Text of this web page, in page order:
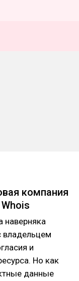
компания
наверняка
владельцем
и
Но как
данные